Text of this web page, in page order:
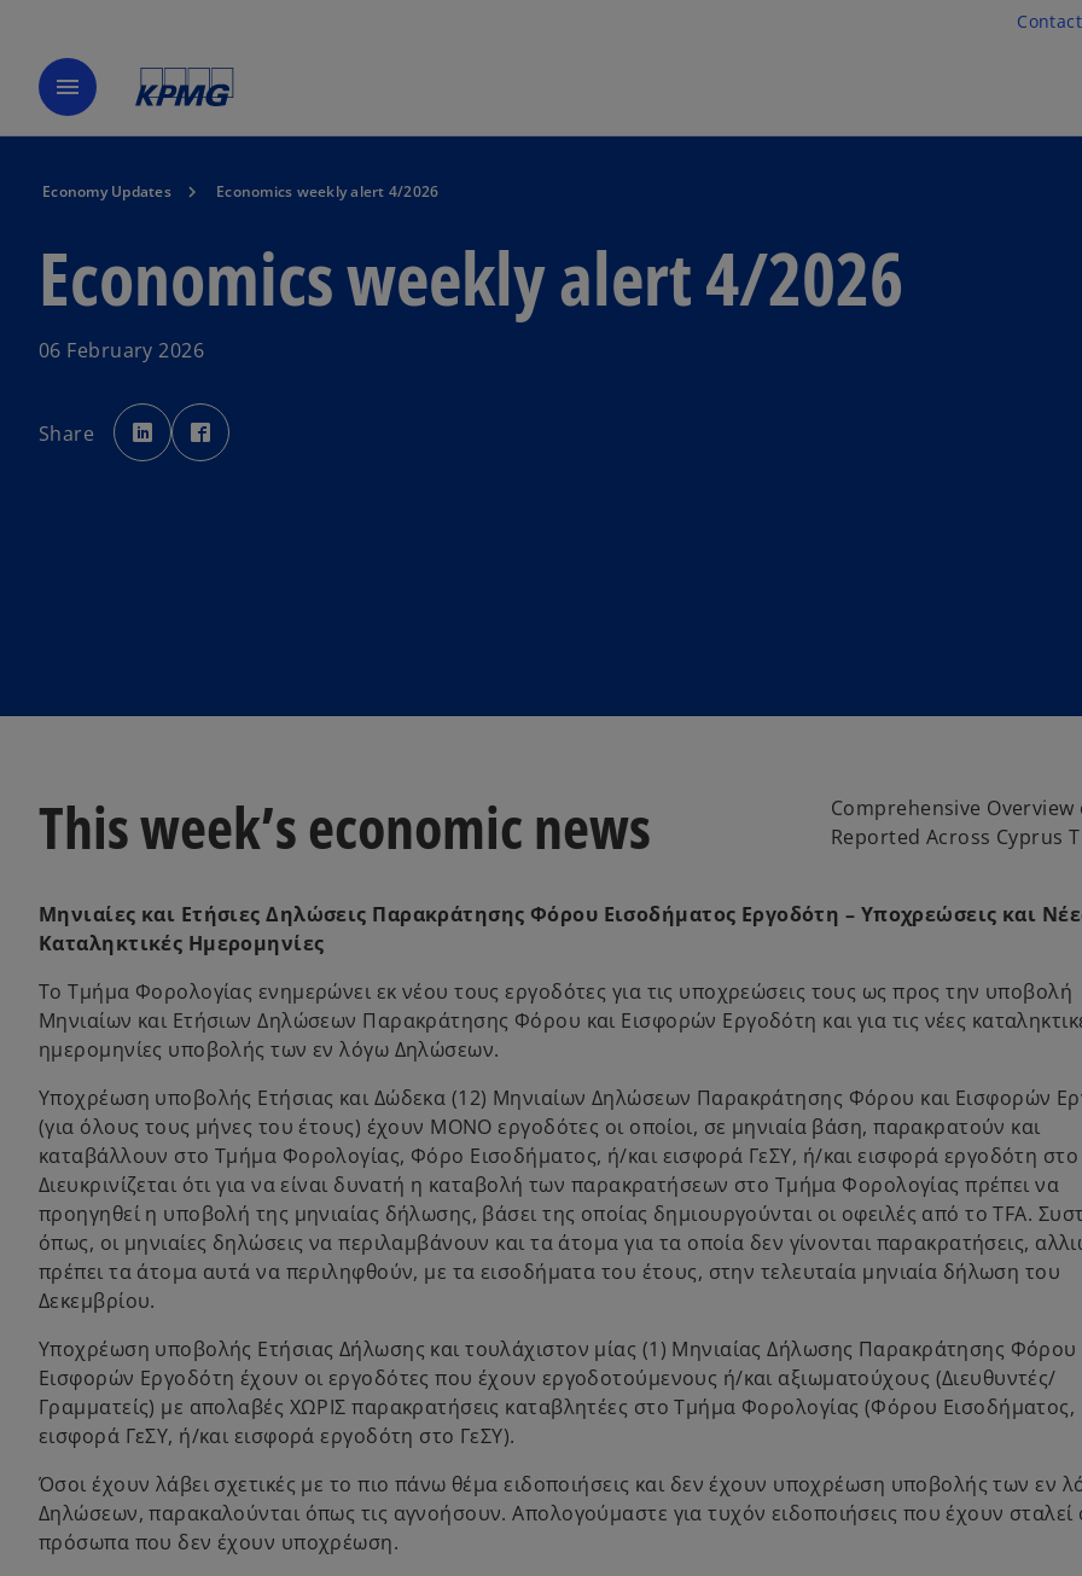
menu
Economy Updates Economics weekly alert 4/2026
Economics weekly alert 4/2026
06 February 2026
Share
o
p
e
n
p
e
This week’s economic news
Comprehensive
Reported Across Cyprus
Μηνιαίες και Ετήσιες Δηλώσεις Παρακράτησης Φόρου Εισοδήματος Εργοδότη – Υποχρεώσεις και
Καταληκτικές Ημερομηνίες
Το Τμήμα Φορολογίας ενημερώνει εκ νέου τους εργοδότες για τις υποχρεώσεις τους ως προς την υποβολή
Μηνιαίων και Ετήσιων Δηλώσεων Παρακράτησης Φόρου και Εισφορών Εργοδότη και για τις νέες
ημερομηνίες υποβολής των εν λόγω Δηλώσεων.
Υποχρέωση υποβολής Ετήσιας και Δώδεκα (12) Μηνιαίων Δηλώσεων Παρακράτησης Φόρου και Εισφορών
(για όλους τους μήνες του έτους) έχουν ΜΟΝΟ εργοδότες οι οποίοι, σε μηνιαία βάση, παρακρατούν και
καταβάλλουν στο Τμήμα Φορολογίας, Φόρο Εισοδήματος, ή/και εισφορά ΓεΣΥ, ή/και εισφορά εργοδότη στο
Διευκρινίζεται ότι για να είναι δυνατή η καταβολή των παρακρατήσεων στο Τμήμα Φορολογίας πρέπει να
προηγηθεί η υποβολή της μηνιαίας δήλωσης, βάσει της οποίας δημιουργούνται οι οφειλές από το TFA.
όπως, οι μηνιαίες δηλώσεις να περιλαμβάνουν και τα άτομα για τα οποία δεν γίνονται παρακρατήσεις,
πρέπει τα άτομα αυτά να περιληφθούν, με τα εισοδήματα του έτους, στην τελευταία μηνιαία δήλωση του
Δεκεμβρίου.
Υποχρέωση υποβολής Ετήσιας Δήλωσης και τουλάχιστον μίας (1) Μηνιαίας Δήλωσης Παρακράτησης Φόρου
Εισφορών Εργοδότη έχουν οι εργοδότες που έχουν εργοδοτούμενους ή/και αξιωματούχους (Διευθυντές/
Γραμματείς) με απολαβές ΧΩΡΙΣ παρακρατήσεις καταβλητέες στο Τμήμα Φορολογίας (Φόρου Εισοδήματος,
εισφορά ΓεΣΥ, ή/και εισφορά εργοδότη στο ΓεΣΥ).
Όσοι έχουν λάβει σχετικές με το πιο πάνω θέμα ειδοποιήσεις και δεν έχουν υποχρέωση υποβολής των εν
Δηλώσεων, παρακαλούνται όπως τις αγνοήσουν. Απολογούμαστε για τυχόν ειδοποιήσεις που έχουν σταλεί
πρόσωπα που δεν έχουν υποχρέωση.